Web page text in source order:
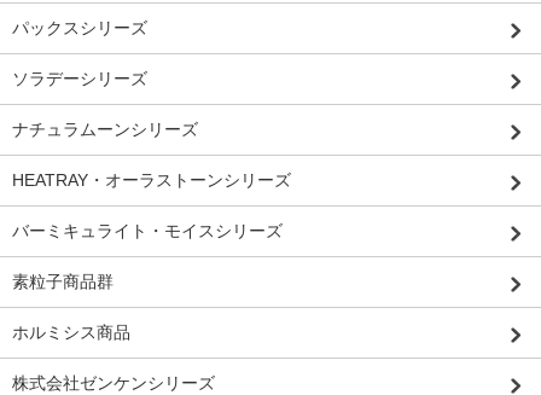
パックスシリーズ
ソラデーシリーズ
ナチュラムーンシリーズ
HEATRAY・オーラストーンシリーズ
バーミキュライト・モイスシリーズ
素粒子商品群
ホルミシス商品
株式会社ゼンケンシリーズ